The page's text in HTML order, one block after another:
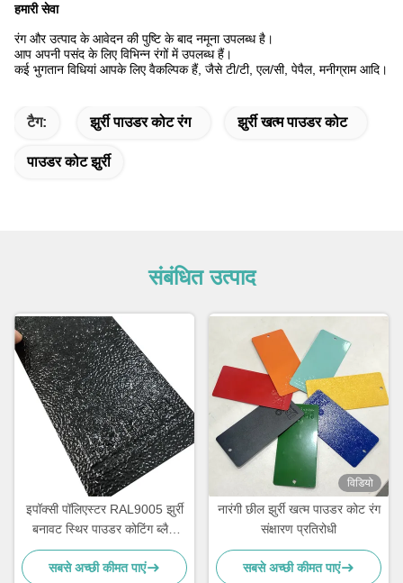
हमारी सेवा
रंग और उत्पाद के आवेदन की पुष्टि के बाद नमूना उपलब्ध है।
आप अपनी पसंद के लिए विभिन्न रंगों में उपलब्ध हैं।
कई भुगतान विधियां आपके लिए वैकल्पिक हैं, जैसे टी/टी, एल/सी, पेपैल, मनीग्राम आदि।
टैग: झुर्री पाउडर कोट रंग झुर्री खत्म पाउडर कोट
पाउडर कोट झुर्री
संबंधित उत्पाद
इपॉक्सी पॉलिएस्टर RAL9005 झुर्री
बनावट स्थिर पाउडर कोटिंग ब्लैक
शग्रीन बड़ा
सबसे अच्छी कीमत पाएं
विडियो
नारंगी छील झुर्री खत्म पाउडर कोट रंग
संक्षारण प्रतिरोधी
सबसे अच्छी कीमत पाएं